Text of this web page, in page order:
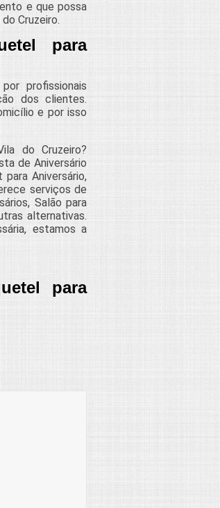
e que possa
Cruzeiro.
para
profissionais
dos clientes.
e por isso
do Cruzeiro?
de Aniversário
Aniversário,
serviços de
Salão para
alternativas.
estamos a
para